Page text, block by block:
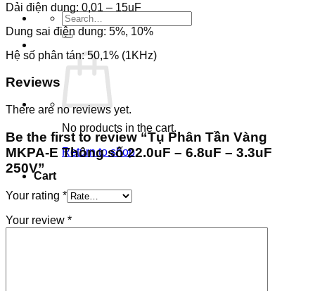
Search
for:
No products in the cart.
Return to shop
Cart
Dải điện dung: 0,01 – 15uF
Dung sai điện dung: 5%, 10%
Hệ số phân tán: 50,1% (1KHz)
Reviews
There are no reviews yet.
Be the first to review “Tụ Phân Tần Vàng
MKPA-E Thông số 22.0uF – 6.8uF – 3.3uF
250V”
Your rating *
Your review *